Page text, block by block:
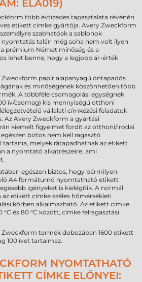
ELA019)
több évtizedes tapasztalata révénén
etikett címke gyártója. Avery Zweckform
szabhatóak a sablonok
nyomtatás talán még soha nem volt ilyen
prémium Német minőség és a
lehet benne, hogy a legjobb ár-érték
Zweckform papír alapanyagú öntapadós
és minőségének köszönhetően több
A többféle csomagolási egységnek
ív/csomag) kis mennyiségű otthoni
vállalati címkézési feladatok
Az Avery Zweckform a gyártási
kiemelt figyelmet fordít az otthoni/irodai
biztos nem kell ragasztó
melyek rátapadhatnak az etikett
a nyomtató alkatrészeire, ami
egészen biztos, hogy bármilyen
A4 formátumó nyomtatható etikett
igényeket is kielégítik. A normál
etikett címke széles hőmérsékleti
körben alkalmazható. Az etikett címke
és 80 °C között, címke felragasztási
Zweckform termék dobozában 1600 etikett
100 ívet tartalmaz.
NYOMTATHATÓ
CÍMKE ELŐNYEI: